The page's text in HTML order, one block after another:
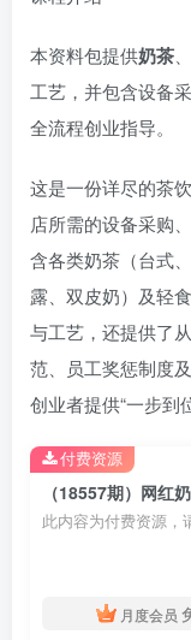
本资料包提供奶茶
工艺，并包含设备
全流程创业指导。
这是一份详尽的茶
店所需的设备采购
含各类奶茶（台式
露、双皮奶）及轻
与工艺，还提供了
范、员工奖惩制度
创业者提供“一步到
此内容为付费资源，
月度会员
付费资源